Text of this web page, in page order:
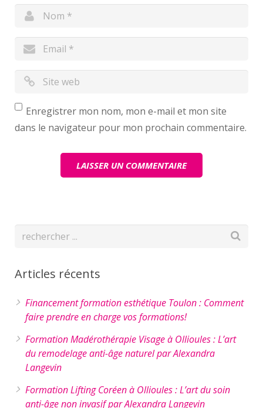
Enregistrer mon nom, mon e-mail et mon site
dans le navigateur pour mon prochain commentaire.
Articles récents
Financement formation esthétique Toulon : Comment
faire prendre en charge vos formations!
Formation Madérothérapie Visage à Ollioules : L’art
du remodelage anti-âge naturel par Alexandra
Langevin
Formation Lifting Coréen à Ollioules : L’art du soin
anti-âge non invasif par Alexandra Langevin